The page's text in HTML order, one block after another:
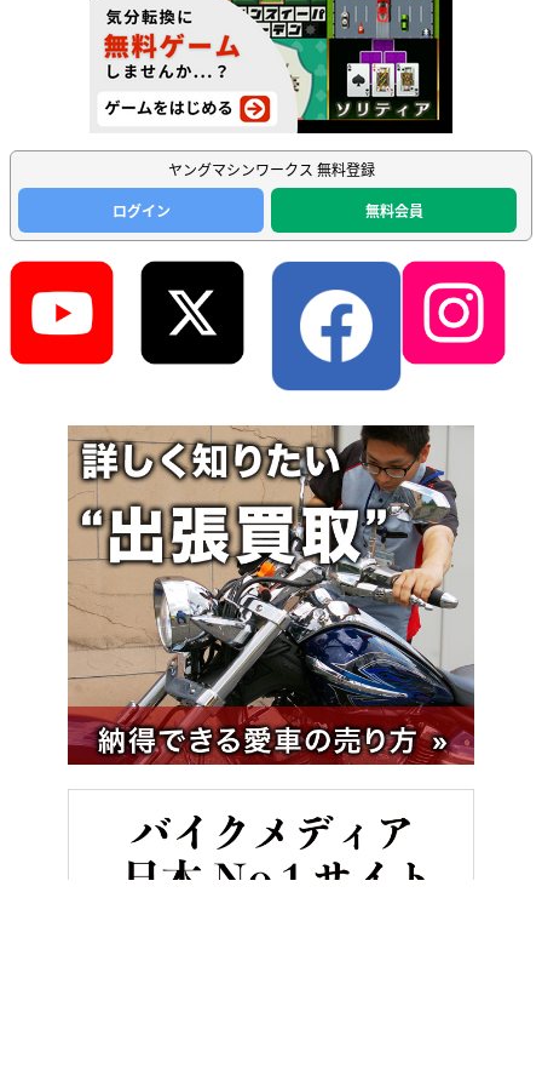
ヤングマシンワークス 無料登録
ログイン
無料会員